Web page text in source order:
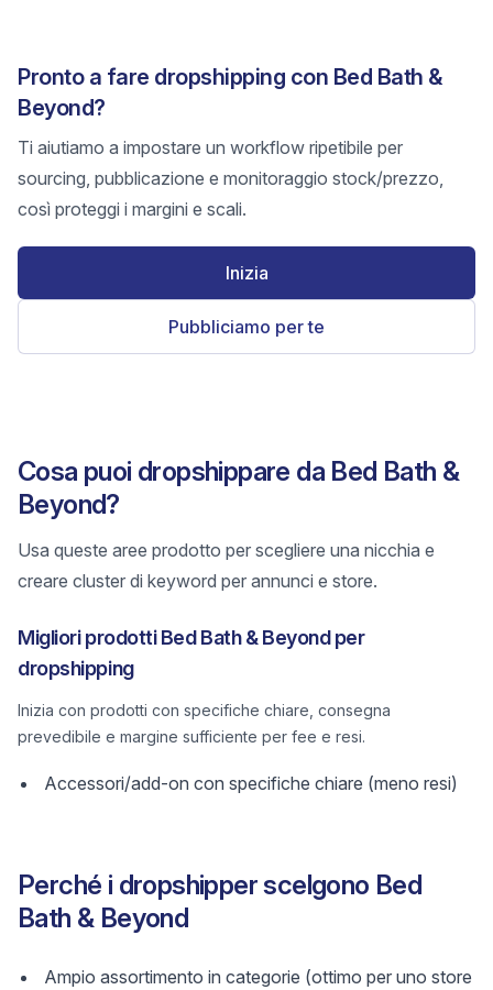
Pronto a fare dropshipping con Bed Bath &
Beyond?
Ti aiutiamo a impostare un workflow ripetibile per
sourcing, pubblicazione e monitoraggio stock/prezzo,
così proteggi i margini e scali.
Inizia
Pubbliciamo per te
Cosa puoi dropshippare da Bed Bath &
Beyond?
Usa queste aree prodotto per scegliere una nicchia e
creare cluster di keyword per annunci e store.
Migliori prodotti Bed Bath & Beyond per
dropshipping
Inizia con prodotti con specifiche chiare, consegna
prevedibile e margine sufficiente per fee e resi.
Accessori/add-on con specifiche chiare (meno resi)
Perché i dropshipper scelgono Bed
Bath & Beyond
Ampio assortimento in categorie (ottimo per uno store